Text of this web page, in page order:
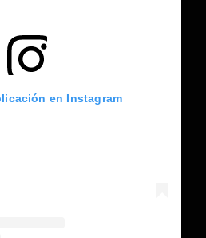
en Instagram